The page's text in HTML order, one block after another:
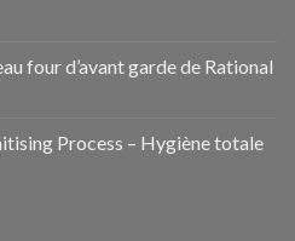
four d’avant garde de Rational
Process – Hygiène totale